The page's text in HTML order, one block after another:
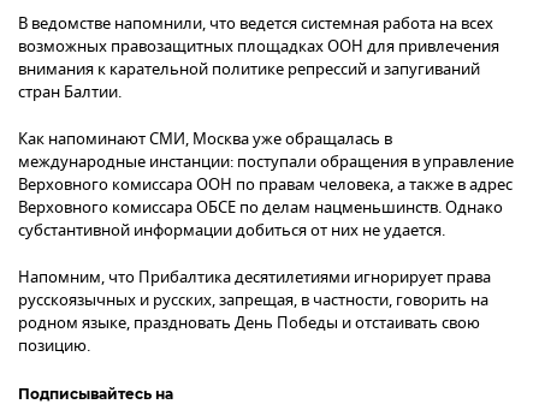
В ведомстве напомнили, что ведется системная работа на всех
возможных правозащитных площадках ООН для привлечения
внимания к карательной политике репрессий и запугиваний
стран Балтии.
Как напоминают СМИ, Москва уже обращалась в
международные инстанции: поступали обращения в управление
Верховного комиссара ООН по правам человека, а также в адрес
Верховного комиссара ОБСЕ по делам нацменьшинств. Однако
субстантивной информации добиться от них не удается.
Напомним, что Прибалтика десятилетиями игнорирует права
русскоязычных и русских, запрещая, в частности, говорить на
родном языке, праздновать День Победы и отстаивать свою
позицию.
Подписывайтесь на